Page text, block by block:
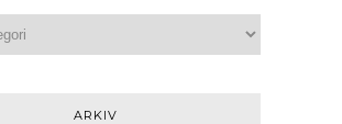
ARKIV